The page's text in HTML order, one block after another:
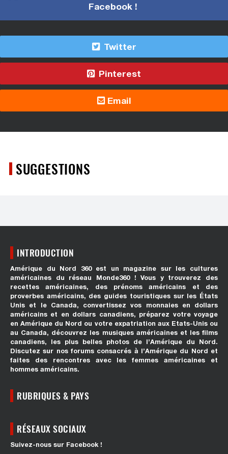
Facebook !
Twitter
Pinterest
Email
SUGGESTIONS
INTRODUCTION
Amérique du Nord 360 est un magazine sur les cultures
américaines du réseau Monde360 ! Vous y trouverez des
recettes américaines, des prénoms américains et des
proverbes américains, des guides touristiques sur les États
Unis et le Canada, convertissez vos monnaies en dollars
américains et en dollars canadiens, préparez votre voyage
en Amérique du Nord ou votre expatriation aux Etats-Unis ou
au Canada, découvrez les musiques américaines et les films
canadiens, les plus belles photos de l’Amérique du Nord.
Discutez sur nos forums consacrés à l’Amérique du Nord et
faites des rencontres avec les femmes américaines et
hommes américains.
RUBRIQUES & PAYS
RÉSEAUX SOCIAUX
Suivez-nous sur Facebook !